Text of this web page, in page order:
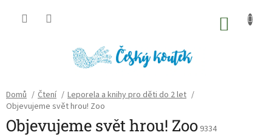
Domů / Čtení / Leporela a knihy pro děti do 2 let /
Objevujeme svět hrou! Zoo
Objevujeme svět hrou! Zoo 9334